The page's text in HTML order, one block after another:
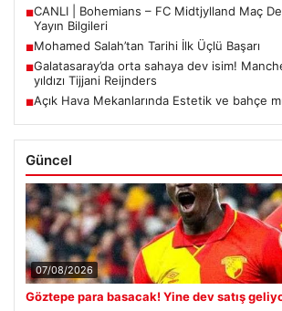
■CANLI | Bohemians – FC Midtjylland Maç
Yayın Bilgileri
■Mohamed Salah’tan Tarihi İlk Üçlü Başarı
■Galatasaray’da orta sahaya dev isim!
yıldızı Tijjani Reijnders
■Açık Hava Mekanlarında Estetik ve bahçe
Güncel
07/08/2026
Göztepe para basacak! Yine dev satış